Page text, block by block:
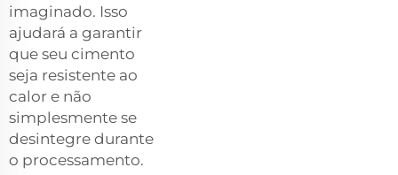
imaginado. Isso
ajudará a garantir
que seu cimento
seja resistente ao
calor e não
simplesmente se
desintegre durante
o processamento.